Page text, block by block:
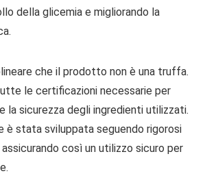
della glicemia e migliorando la
che il prodotto non è una truffa.
le certificazioni necessarie per
la sicurezza degli ingredienti utilizzati.
è stata sviluppata seguendo rigorosi
così un utilizzo sicuro per